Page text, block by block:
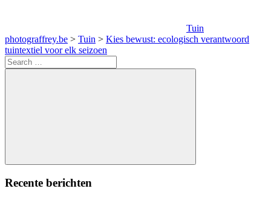
Tuin
photograffrey.be > Tuin > Kies bewust: ecologisch verantwoord
tuintextiel voor elk seizoen
Search
for:
Search
Recente berichten